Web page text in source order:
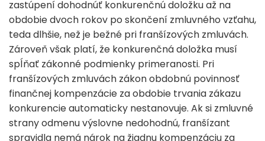
zastúpení dohodnúť konkurenčnú doložku až na
obdobie dvoch rokov po skončení zmluvného vzťahu,
teda dlhšie, než je bežné pri franšízových zmluvách.
Zároveň však platí, že konkurenčná doložka musí
spĺňať zákonné podmienky primeranosti. Pri
franšízových zmluvách zákon obdobnú povinnosť
finančnej kompenzácie za obdobie trvania zákazu
konkurencie automaticky nestanovuje. Ak si zmluvné
strany odmenu výslovne nedohodnú, franšízant
spravidla nemá nárok na žiadnu kompenzáciu za